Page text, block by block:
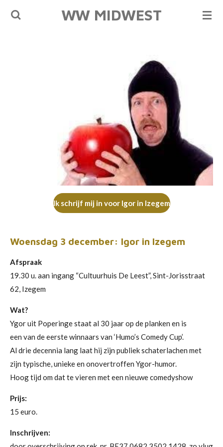
Ga
WW MIDWEST
Ik schrijf mij in voor Igor in Izegem
Woensdag 3 december: Igor in Izegem
Afspraak
19.30 u. aan ingang “Cultuurhuis De Leest”, Sint-Jorisstraat
62, Izegem
Wat?
Ygor uit Poperinge staat al 30 jaar op de planken en is
een van de eerste winnaars van ‘Humo’s Comedy Cup’.
Al drie decennia lang laat hij zijn publiek schaterlachen met
zijn typische, unieke en onovertroffen Ygor-humor.
Hoog tijd om dat te vieren met een nieuwe comedyshow
Prijs:
15 euro.
Inschrijven: